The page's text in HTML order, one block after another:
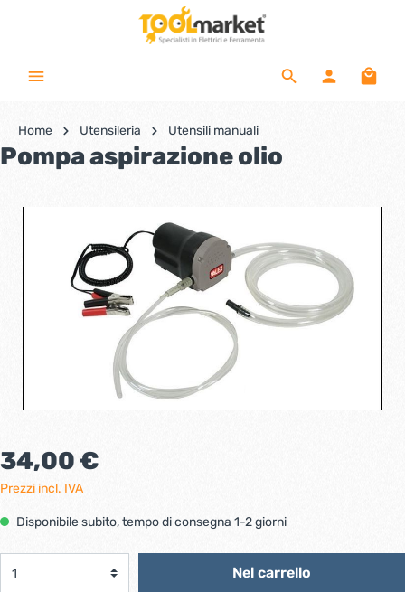
Home Utensileria Utensili manuali
Pompa aspirazione olio
34,00 €
Prezzi incl. IVA
Disponibile subito, tempo di consegna 1-2 giorni
Nel carrello